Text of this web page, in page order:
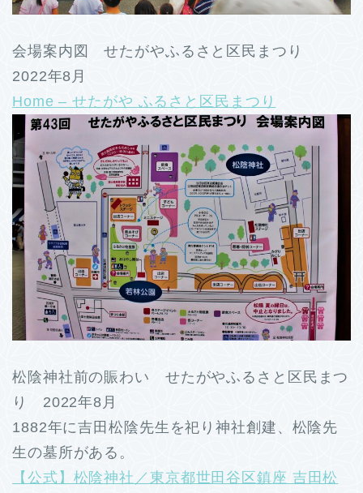
会場案内図 せたがやふるさと区民まつり
2022年8月
Home – せたがや ふるさと区民まつり
松陰神社前の賑わい せたがやふるさと区民まつ
り 2022年8月
1882年に吉田松陰先生を祀り神社創建、松陰先
生の墓所がある。
【公式】松陰神社／東京都世田谷区鎮座 吉田松